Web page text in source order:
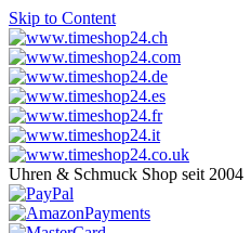
Skip to Content
Uhren & Schmuck Shop seit 2004